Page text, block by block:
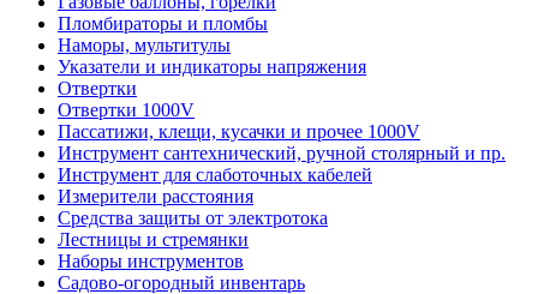
Пломбираторы и пломбы
Наморы, мультитулы
Указатели и индикаторы напряжения
Отвертки
Отвертки 1000V
Пассатижи, клещи, кусачки и прочее 1000V
Инструмент сантехнический, ручной столярный и пр.
Инструмент для слаботочных кабелей
Измерители расстояния
Средства защиты от электротока
Лестницы и стремянки
Наборы инструментов
Садово-огородный инвентарь